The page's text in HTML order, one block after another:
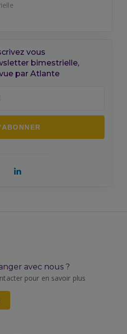
vous
bimestrielle,
par Atlante
avec nous ?
pour en savoir plus